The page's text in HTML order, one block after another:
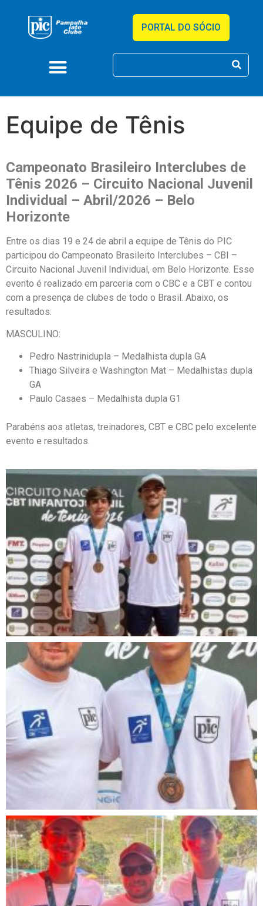
PORTAL DO SÓCIO
Equipe de Tênis
Campeonato Brasileiro Interclubes de
Tênis 2026 – Circuito Nacional Juvenil
Individual – Abril/2026 – Belo
Horizonte
Entre os dias 19 e 24 de abril a equipe de Tênis do PIC
participou do Campeonato Brasileito Interclubes – CBI –
Circuito Nacional Juvenil Individual, em Belo Horizonte. Esse
evento é realizado em parceria com o CBC e a CBT e contou
com a presença de clubes de todo o Brasil. Abaixo, os
resultados:
MASCULINO:
Pedro Nastrinidupla – Medalhista dupla GA
Thiago Silveira e Washington Mat – Medalhistas dupla
GA
Paulo Casaes – Medalhista dupla G1
Parabéns aos atletas, treinadores, CBT e CBC pelo excelente
evento e resultados.